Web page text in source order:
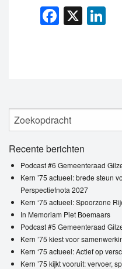
X
Recente berichten
Podcast #6 Gemeenteraad
Kern ’75 actueel: brede steun
Perspectiefnota 2027
Kern ‘75 actueel: Spoorzone
In Memoriam Piet Boemaars
Podcast #5 Gemeenteraad
Kern ’75 kiest voor
Kern ‘75 actueel: Actief op
Kern ’75 kijkt vooruit: vervoer,